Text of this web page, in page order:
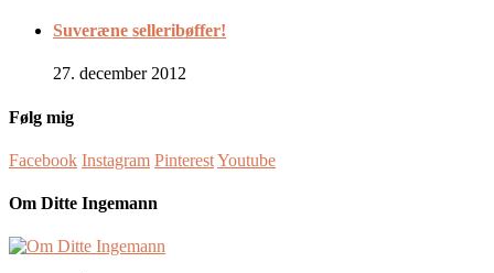
Suveræne selleribøffer!
27. december 2012
Følg mig
Facebook Instagram PinterestYoutube
Om Ditte Ingemann